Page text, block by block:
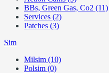
BBs, Green Gas, Co2 (11)
Services (2)
Patches (3)
Sim
Milsim (10)
Polsim (0)